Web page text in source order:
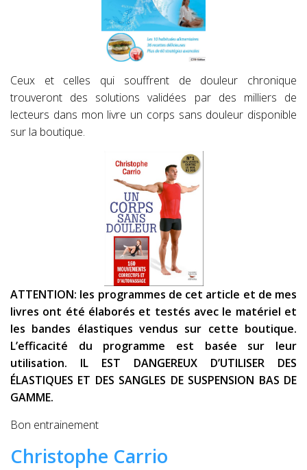
Ceux et celles qui souffrent de douleur chronique
trouveront des solutions validées par des milliers de
lecteurs dans mon livre un corps sans douleur disponible
sur la boutique.
ATTENTION: les programmes de cet article et de mes
livres ont été élaborés et testés avec le matériel et
les bandes élastiques vendus sur cette boutique.
L’efficacité du programme est basée sur leur
utilisation. IL EST DANGEREUX D’UTILISER DES
ÉLASTIQUES ET DES SANGLES DE SUSPENSION BAS DE
GAMME.
Bon entrainement
Christophe Carrio